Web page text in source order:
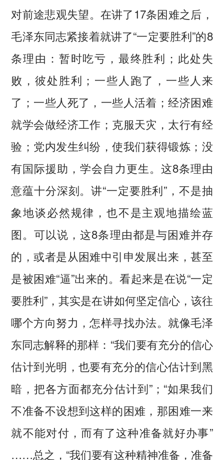
对前途悲观失望。在讲了17条困难之后，
毛泽东同志紧接着就讲了“一定要胜利”的8
条理由：暂时吃亏，最终胜利；此处失
败，彼处胜利；一些人跑了，一些人来
了；一些人死了，一些人活着；经济困难
就学会做经济工作；克服天灾，太行有经
验；党内发生纠纷，使我们获得锻炼；没
有国际援助，学会自力更生。这8条理由
意蕴十分深刻。讲“一定要胜利”，不是抽
象地谈必然规律，也不是主观地描绘蓝
图。可以说，这8条理由都是与困难并存
的，或者是从困难中引申发展出来，甚至
是被困难“逼”出来的。看起来是在说“一定
要胜利”，其实是在讲如何坚定信心，该往
哪个方向努力，怎样寻找办法。就像毛泽
东同志解释的那样：“我们要有充分的信心
估计到光明，也要有充分的信心估计到黑
暗，把各方面都充分估计到”；“如果我们
不准备不设想到这样的困难，那困难一来
就不能对付，而有了这种准备就好办事”
……总之，“我们要有这种精神准备，准备